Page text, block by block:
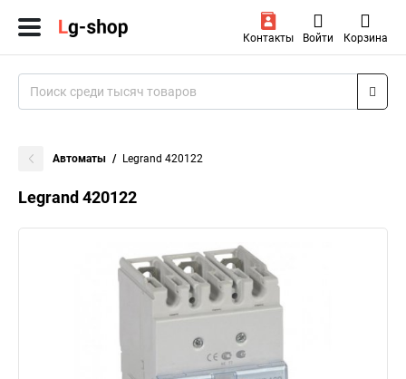
Контакты Войти Корзина
Автоматы Legrand 420122
Legrand 420122